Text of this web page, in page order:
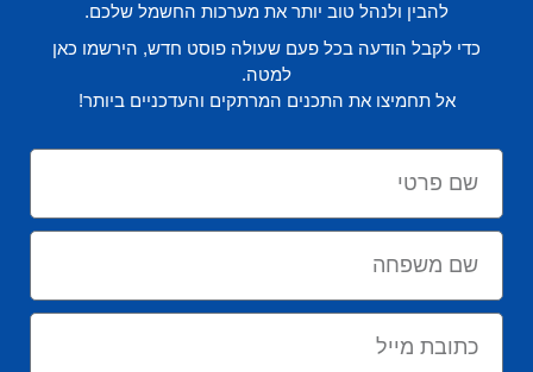
להבין ולנהל טוב יותר את מערכות החשמל שלכם.
כדי לקבל הודעה בכל פעם שעולה פוסט חדש, הירשמו כאן
למטה.
אל תחמיצו את התכנים המרתקים והעדכניים ביותר!